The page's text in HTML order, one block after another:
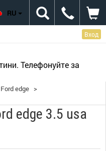
Вход
Телефонуйте за
RU
edge >
edge 3.5 usa